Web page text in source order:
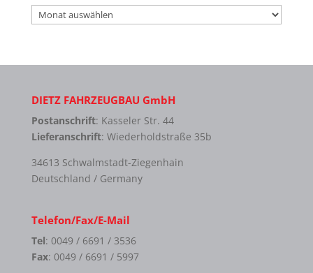
Archiv
DIETZ FAHRZEUGBAU GmbH
Postanschrift: Kasseler Str. 44
Lieferanschrift: Wiederholdstraße 35b
34613 Schwalmstadt-Ziegenhain
Deutschland / Germany
Telefon/Fax/E-Mail
Tel: 0049 / 6691 / 3536
Fax: 0049 / 6691 / 5997